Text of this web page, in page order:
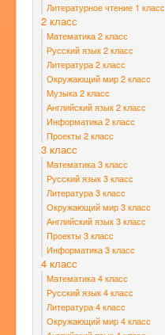
Литературное чтение 1 класс
2 класс
Математика 2 класс
Русский язык 2 класс
Литература 2 класс
Окружающий мир 2 класс
Музыка 2 класс
Английский язык 2 класс
Информатика 2 класс
Проекты 2 класс
3 класс
Математика 3 класс
Русский язык 3 класс
Литература 3 класс
Окружающий мир 3 класс
Английский язык 3 класс
Проекты 3 класс
Информатика 3 класс
4 класс
Математика 4 класс
Русский язык 4 класс
Литература 4 класс
Окружающий мир 4 класс